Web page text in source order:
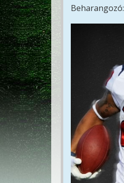
Beharangozó: